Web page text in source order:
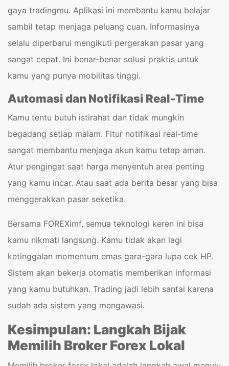
gaya tradingmu. Aplikasi ini membantu kamu belajar
sambil tetap menjaga peluang cuan. Informasinya
selalu diperbarui mengikuti pergerakan pasar yang
sangat cepat. Ini benar-benar solusi praktis untuk
kamu yang punya mobilitas tinggi.
Automasi dan Notifikasi Real-Time
Kamu tentu butuh istirahat dan tidak mungkin
begadang setiap malam. Fitur notifikasi real-time
sangat membantu menjaga akun kamu tetap aman.
Atur pengingat saat harga menyentuh area penting
yang kamu incar. Atau saat ada berita besar yang bisa
menggerakkan pasar seketika.
Bersama FOREXimf, semua teknologi keren ini bisa
kamu nikmati langsung. Kamu tidak akan lagi
ketinggalan momentum emas gara-gara lupa cek HP.
Sistem akan bekerja otomatis memberikan informasi
yang kamu butuhkan. Trading jadi lebih santai karena
sudah ada sistem yang mengawasi.
Kesimpulan: Langkah Bijak
Memilih Broker Forex Lokal